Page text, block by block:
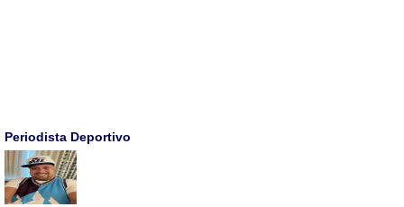
Periodista Deportivo